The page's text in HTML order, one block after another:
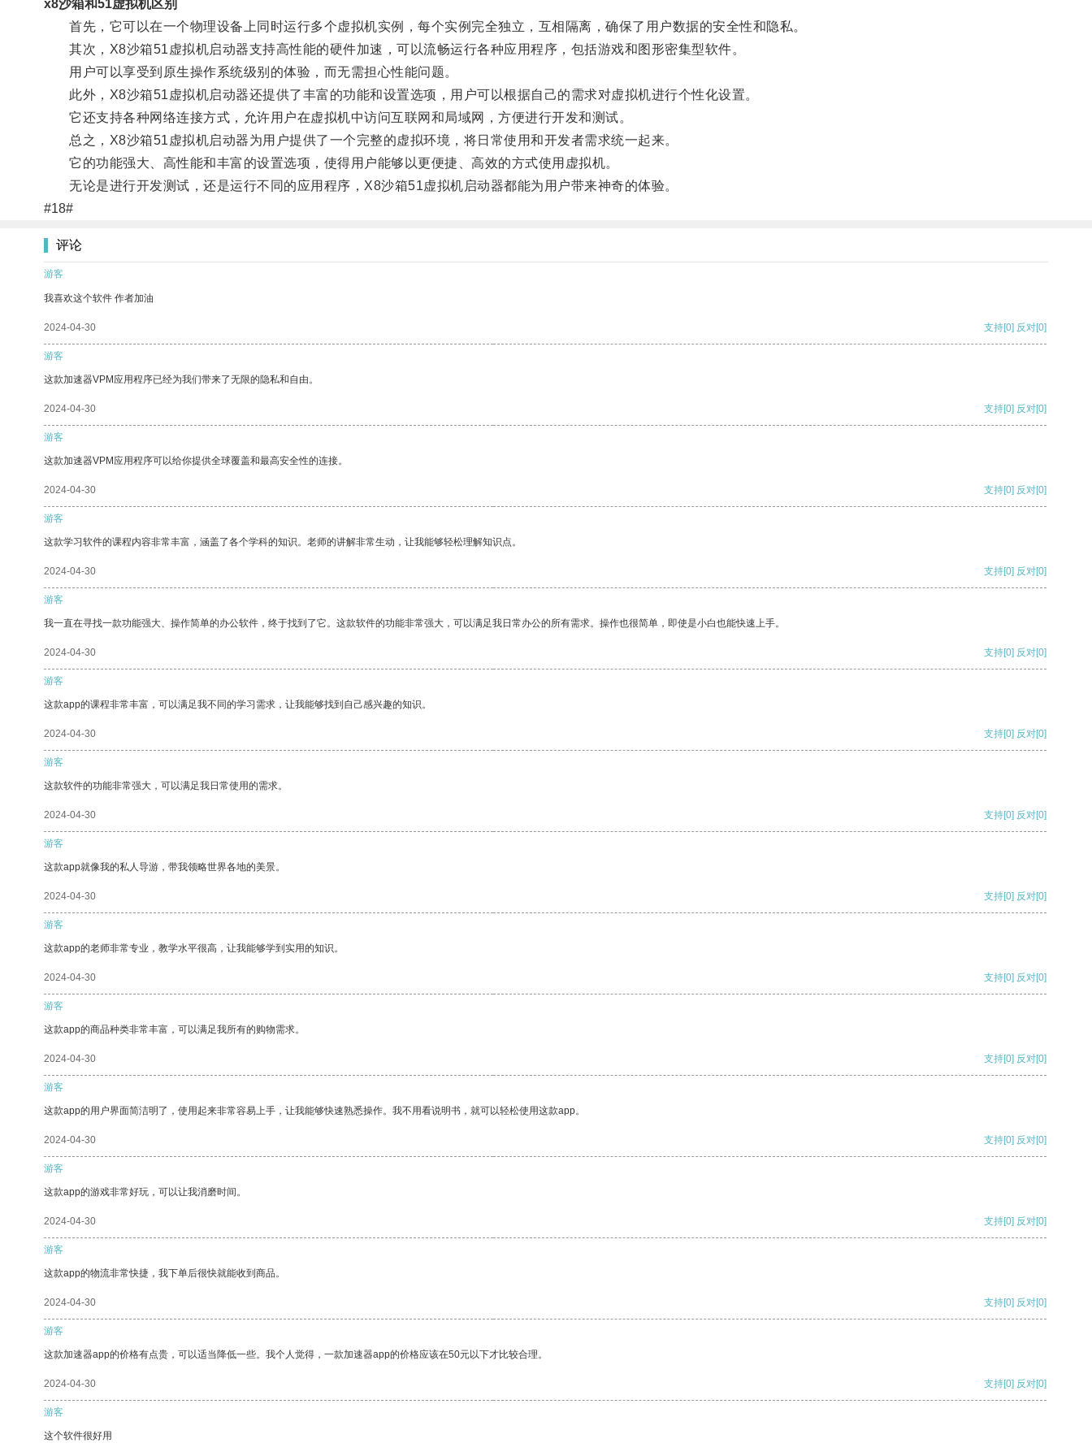
x8沙箱和51虚拟机区别
首先，它可以在一个物理设备上同时运行多个虚拟机实例，每个实例完全独立，互相隔离，确保了用户数据的安全性和隐私。
其次，X8沙箱51虚拟机启动器支持高性能的硬件加速，可以流畅运行各种应用程序，包括游戏和图形密集型软件。
用户可以享受到原生操作系统级别的体验，而无需担心性能问题。
此外，X8沙箱51虚拟机启动器还提供了丰富的功能和设置选项，用户可以根据自己的需求对虚拟机进行个性化设置。
它还支持各种网络连接方式，允许用户在虚拟机中访问互联网和局域网，方便进行开发和测试。
总之，X8沙箱51虚拟机启动器为用户提供了一个完整的虚拟环境，将日常使用和开发者需求统一起来。
它的功能强大、高性能和丰富的设置选项，使得用户能够以更便捷、高效的方式使用虚拟机。
无论是进行开发测试，还是运行不同的应用程序，X8沙箱51虚拟机启动器都能为用户带来神奇的体验。
#18#
评论
游客
我喜欢这个软件 作者加油
2024-04-30 支持[0] 反对[0]
游客
这款加速器VPM应用程序已经为我们带来了无限的隐私和自由。
2024-04-30 支持[0] 反对[0]
游客
这款加速器VPM应用程序可以给你提供全球覆盖和最高安全性的连接。
2024-04-30 支持[0] 反对[0]
游客
这款学习软件的课程内容非常丰富，涵盖了各个学科的知识。老师的讲解非常生动，让我能够轻松理解知识点。
2024-04-30 支持[0] 反对[0]
游客
我一直在寻找一款功能强大、操作简单的办公软件，终于找到了它。这款软件的功能非常强大，可以满足我日常办公的所有需求。操作也很简单，即使是小白也能快速上手。
2024-04-30 支持[0] 反对[0]
游客
这款app的课程非常丰富，可以满足我不同的学习需求，让我能够找到自己感兴趣的知识。
2024-04-30 支持[0] 反对[0]
游客
这款软件的功能非常强大，可以满足我日常使用的需求。
2024-04-30 支持[0] 反对[0]
游客
这款app就像我的私人导游，带我领略世界各地的美景。
2024-04-30 支持[0] 反对[0]
游客
这款app的老师非常专业，教学水平很高，让我能够学到实用的知识。
2024-04-30 支持[0] 反对[0]
游客
这款app的商品种类非常丰富，可以满足我所有的购物需求。
2024-04-30 支持[0] 反对[0]
游客
这款app的用户界面简洁明了，使用起来非常容易上手，让我能够快速熟悉操作。我不用看说明书，就可以轻松使用这款app。
2024-04-30 支持[0] 反对[0]
游客
这款app的游戏非常好玩，可以让我消磨时间。
2024-04-30 支持[0] 反对[0]
游客
这款app的物流非常快捷，我下单后很快就能收到商品。
2024-04-30 支持[0] 反对[0]
游客
这款加速器app的价格有点贵，可以适当降低一些。我个人觉得，一款加速器app的价格应该在50元以下才比较合理。
2024-04-30 支持[0] 反对[0]
游客
这个软件很好用